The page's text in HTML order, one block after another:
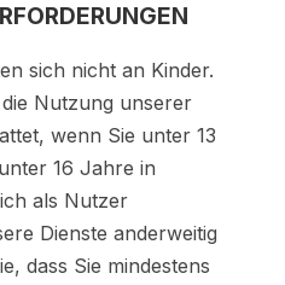
sich nicht an Kinder.
Nutzung unserer
wenn Sie unter 13
16 Jahre in
als Nutzer
Dienste anderweitig
dass Sie mindestens